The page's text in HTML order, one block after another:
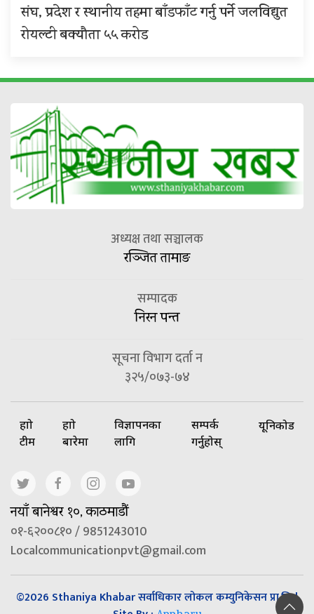
संघ, प्रदेश र स्थानीय तहमा बाँडफाँट गर्नु पर्ने जलविद्युत
रोयल्टी बक्यौता ५५ करोड
अध्यक्ष तथा सञ्चालक
रञ्जित तामाङ
सम्पादक
निरन पन्त
सूचना विभाग दर्ता न
३२५/०७३-७४
हाम्रो
टीम
हाम्रो
बारेमा
विज्ञापनका
लागि
सम्पर्क
गर्नुहोस्
यूनिकोड
नयाँ बानेश्वर १०, काठमाडौं
०१-६२००८१० / 9851243010
Localcommunicationpvt@gmail.com
©2026 Sthaniya Khabar सर्वाधिकार लोकल कम्युनिकेसन प्रा.लि |